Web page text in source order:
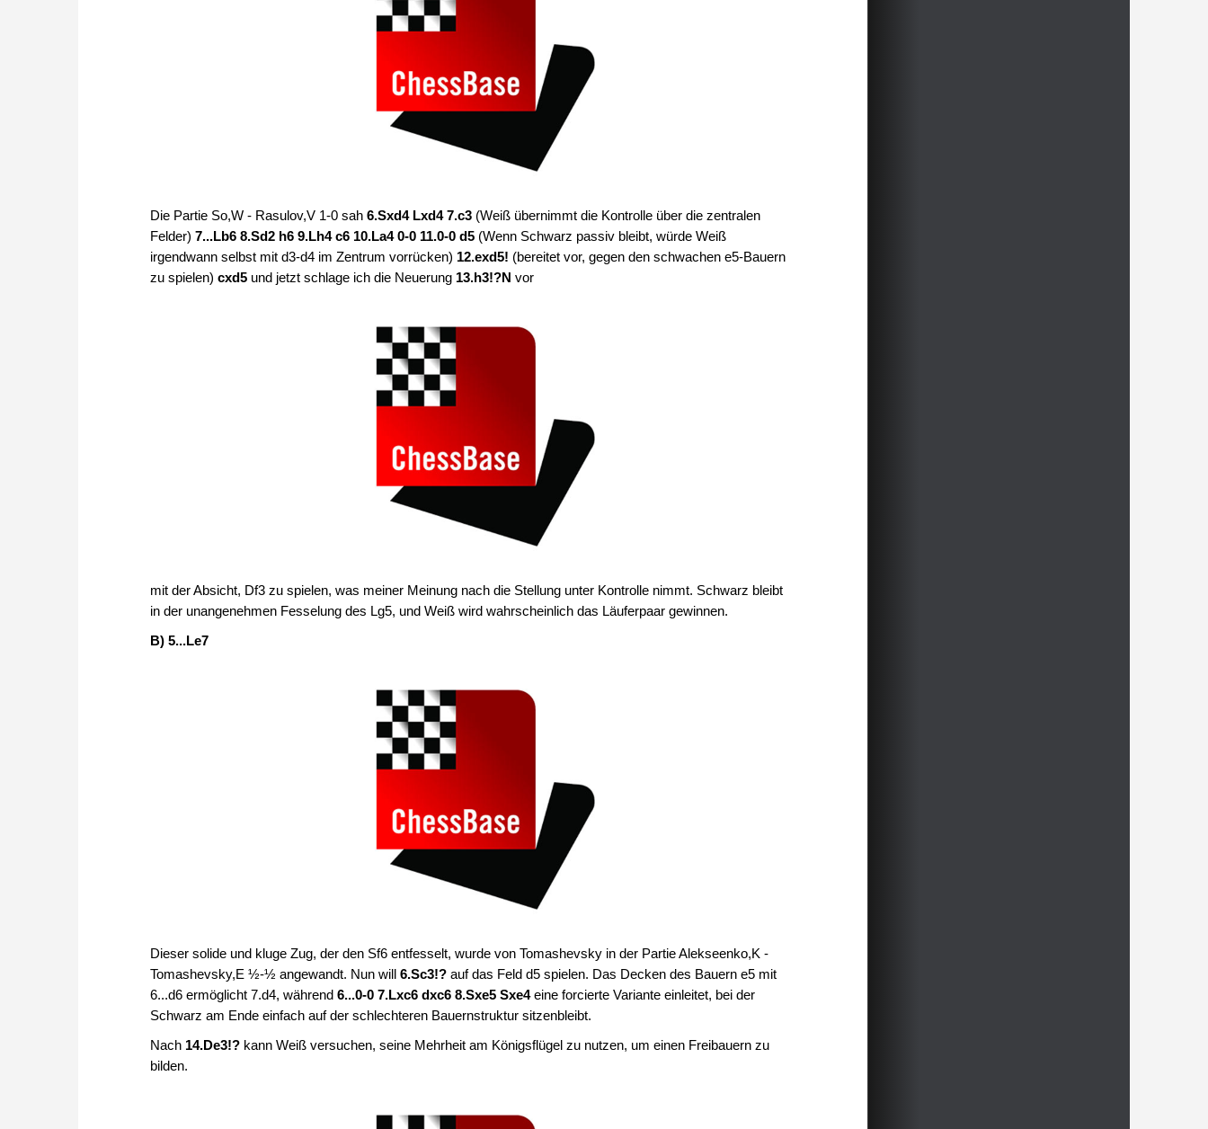
Die Partie So,W - Rasulov,V 1-0 sah 6.Sxd4 Lxd4 7.c3 (Weiß übernimmt die Kontrolle über die zentralen
Felder) 7...Lb6 8.Sd2 h6 9.Lh4 c6 10.La4 0-0 11.0-0 d5 (Wenn Schwarz passiv bleibt, würde Weiß
irgendwann selbst mit d3-d4 im Zentrum vorrücken) 12.exd5! (bereitet vor, gegen den schwachen e5-Bauern
zu spielen) cxd5 und jetzt schlage ich die Neuerung 13.h3!?N vor
mit der Absicht, Df3 zu spielen, was meiner Meinung nach die Stellung unter Kontrolle nimmt. Schwarz bleibt
in der unangenehmen Fesselung des Lg5, und Weiß wird wahrscheinlich das Läuferpaar gewinnen.
B) 5...Le7
Dieser solide und kluge Zug, der den Sf6 entfesselt, wurde von Tomashevsky in der Partie Alekseenko,K -
Tomashevsky,E ½-½ angewandt. Nun will 6.Sc3!? auf das Feld d5 spielen. Das Decken des Bauern e5 mit
6...d6 ermöglicht 7.d4, während 6...0-0 7.Lxc6 dxc6 8.Sxe5 Sxe4eine forcierte Variante einleitet, bei der
Schwarz am Ende einfach auf der schlechteren Bauernstruktur sitzenbleibt.
Nach 14.De3!? kann Weiß versuchen, seine Mehrheit am Königsflügel zu nutzen, um einen Freibauern zu
bilden.